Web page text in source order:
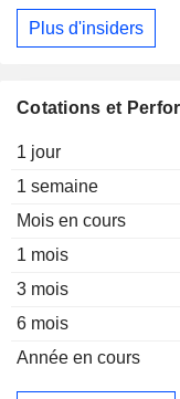
Cotations et
1 jour
1 semaine
Mois en cours
1 mois
3 mois
6 mois
Année en cours
Plus d'insiders